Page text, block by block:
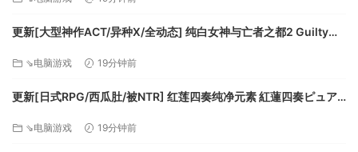
更新[大型神作ACT/异种X/全动态] 纯白女神与亡者之都2 Guilty
⇘电脑游戏 19分钟前
更新[日式RPG/西瓜肚/被NTR] 红莲四奏纯净元素 紅蓮四奏ピュア
⇘电脑游戏 19分钟前